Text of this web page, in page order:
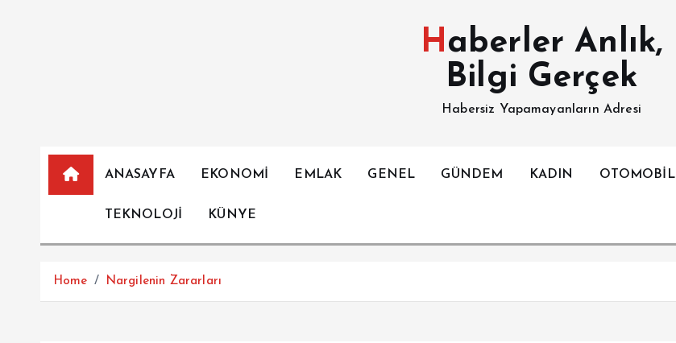
Haberler Anlık,
Bilgi Gerçek
Habersiz Yapamayanların Adresi
ANASAYFA EKONOMİ EMLAK GENEL GÜNDEM KADIN OTOMOBİL
TEKNOLOJİ KÜNYE
Home Nargilenin Zararları